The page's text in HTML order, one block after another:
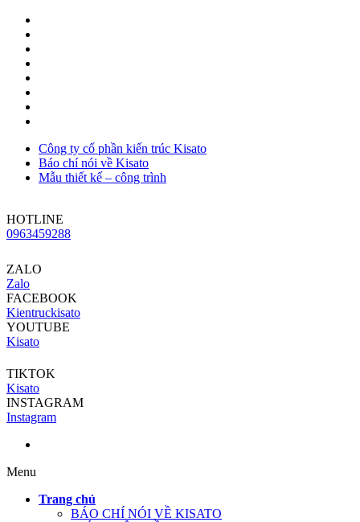
Công ty cổ phần kiến trúc Kisato
Báo chí nói về Kisato
Mẫu thiết kế – công trình
HOTLINE
0963459288
ZALO
Zalo
FACEBOOK
Kientruckisato
YOUTUBE
Kisato
TIKTOK
Kisato
INSTAGRAM
Instagram
Menu
Trang chủ
BÁO CHÍ NÓI VỀ KISATO